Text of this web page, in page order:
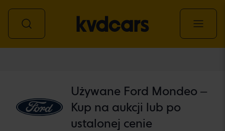
Używane Ford Mondeo –
Kup na aukcji lub po
ustalonej cenie